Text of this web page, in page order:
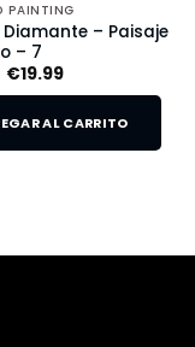
PAINTING
– Paisaje
– 7
€19.99
AL CARRITO